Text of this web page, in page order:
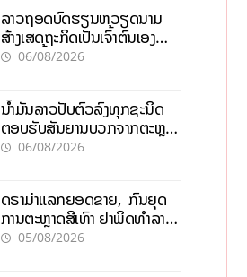
ລາວຖອດບົດຮຽນຫວຽດນາມ
ສ້າງເສດຖະກິດເປັນເຈົ້າຕົນເອງ
ກ້າວສູ່ເປົ້າໝາຍ 2035
06/08/2026
ນໍ້າມັນລາວປັບຕົວລົງທຸກຊະນິດ
ຕອບຮັບສັນຍານບວກຈາກຕະຫຼາດ
ໂລກ ແລະ ຊ່ອງແຄບຮໍມູສ
06/08/2026
ດຣາມ່າແລກຍອດຂາຍ, ກົນຍຸດ
ການຕະຫຼາດສີເທົາ ຢາພິດທຳລາຍ
ທຸລະກິດ ໄລຍະຍາວ
05/08/2026